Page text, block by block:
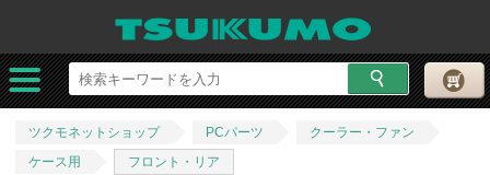
ツクモネットショップ PCパーツ
クーラー・ファン
ケース用
フロント・リア